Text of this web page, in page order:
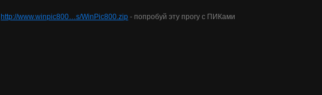
http://www.winpic800…s/WinPic800.zip - попробуй эту прогу с ПИКами